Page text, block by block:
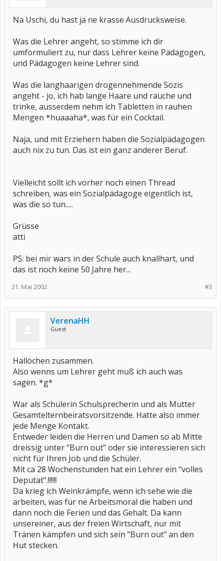
Na Uschi, du hast ja ne krasse Ausdrucksweise.
Was die Lehrer angeht, so stimme ich dir
umformuliert zu, nur dass Lehrer keine Pädagogen,
und Pädagogen keine Lehrer sind.
Was die langhaarigen drogennehmende Sozis
angeht - jo, ich hab lange Haare und rauche und
trinke, ausserdem nehm ich Tabletten in rauhen
Mengen *huaaaha*, was für ein Cocktail.
Naja, und mit Erziehern haben die Sozialpädagogen
auch nix zu tun. Das ist ein ganz anderer Beruf.
Vielleicht sollt ich vorher noch einen Thread
schreiben, was ein Sozialpädagoge eigentlich ist,
was die so tun.....
Grüsse
atti
PS: bei mir wars in der Schule auch knallhart, und
das ist noch keine 50 Jahre her...
#3
31. Mai 2002
VerenaHH
Guest
Hallöchen zusammen.
Also wenns um Lehrer geht muß ich auch was
sagen. *g*
War als Schülerin Schulsprecherin und als Mutter
Gesamtelternbeiratsvorsitzende. Hatte also immer
jede Menge Kontakt.
Entweder leiden die Herren und Damen so ab Mitte
dreissig unter "Burn out" oder sie interessieren sich
nicht für Ihren Job und die Schüler.
Mit ca 28 Wochenstunden hat ein Lehrer ein "volles
Deputat".!!!!!!
Da krieg ich Weinkrämpfe, wenn ich sehe wie die
arbeiten, was für ne Arbeitsmoral die haben und
dann noch die Ferien und das Gehalt. Da kann
unsereiner, aus der freien Wirtschaft, nur mit
Tränen kämpfen und sich sein "Burn out" an den
Hut stecken.